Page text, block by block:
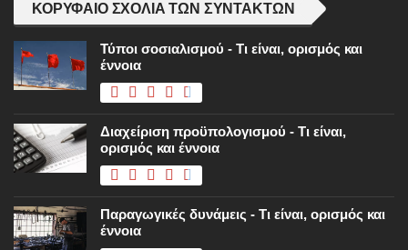
ΚΟΡΥΦΑΊΟ ΣΧΌΛΙΑ ΤΩΝ ΣΥΝΤΑΚΤΏΝ
Τύποι σοσιαλισμού - Τι είναι, ορισμός και
έννοια
Διαχείριση προϋπολογισμού - Τι είναι,
ορισμός και έννοια
Παραγωγικές δυνάμεις - Τι είναι, ορισμός και
έννοια